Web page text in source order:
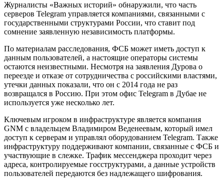
Журналисты «Важных историй» обнаружили, что часть
серверов Telegram управляется компаниями, связанными с
государственными структурами России, что ставит под
сомнение заявленную независимость платформы.
По материалам расследования, ФСБ может иметь доступ к
данным пользователей, а настоящие операторы системы
остаются неизвестными. Несмотря на заявления Дурова о
переезде и отказе от сотрудничества с российскими властями,
утечки данных показали, что он с 2014 года не раз
возвращался в Россию. При этом офис Telegram в Дубае не
используется уже несколько лет.
Ключевым игроком в инфраструктуре является компания
GNM с владельцем Владимиром Веденеевым, который имел
доступ к серверам и управлял оборудованием Telegram. Также
инфраструктуру поддерживают компании, связанные с ФСБ и
участвующие в слежке. Трафик мессенджера проходит через
адреса, контролируемые госструктурами, а данные устройств
пользователей передаются без надлежащего шифрования.